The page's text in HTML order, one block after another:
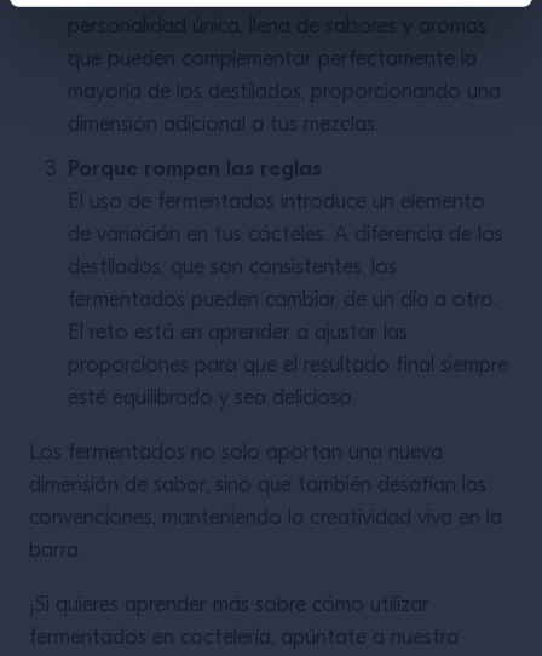
que pueden complementar perfectamente la
mayoría de los destilados, proporcionando una
dimensión adicional a tus mezclas.
Porque rompen las reglas
El uso de fermentados introduce un elemento
de variación en tus cócteles. A diferencia de los
destilados, que son consistentes, los
fermentados pueden cambiar de un día a otro.
El reto está en aprender a ajustar las
proporciones para que el resultado final siempre
esté equilibrado y sea delicioso.
Los fermentados no solo aportan una nueva
dimensión de sabor, sino que también desafían las
convenciones, manteniendo la creatividad viva en la
barra.
¡Si quieres aprender más sobre cómo utilizar
fermentados en coctelería, apúntate a nuestra